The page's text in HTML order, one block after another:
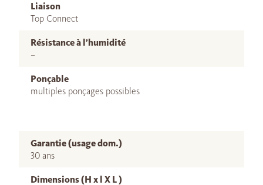
Liaison
Top Connect
Résistance à l’humidité
–
Ponçable
multiples ponçages possibles
Garantie (usage dom.)
30 ans
Dimensions (H x l X L )